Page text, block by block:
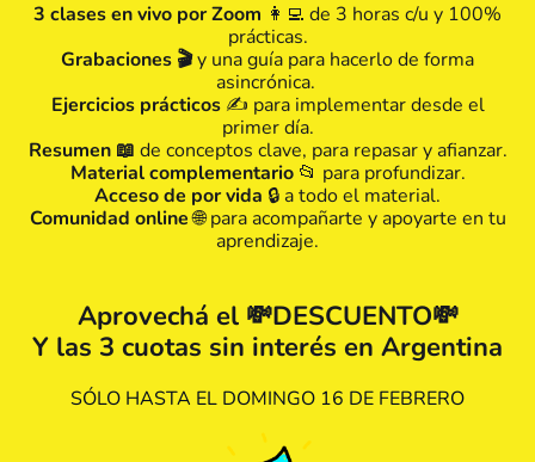
3 clases en vivo por Zoom 👩‍💻 de 3 horas c/u y 100%
prácticas.
Grabaciones 🎬y una guía para hacerlo de forma
asincrónica.
Ejercicios prácticos✍️ para implementar desde el
primer día.
Resumen 📖 de conceptos clave, para repasar y afianzar.
Material complementario📂 para profundizar.
Acceso de por vida 🔒 a todo el material.
Comunidad online🌐 para acompañarte y apoyarte en tu
aprendizaje.
Aprovechá el 💸DESCUENTO💸
Y las 3 cuotas sin interés en Argentina
SÓLO HASTA EL DOMINGO 16 DE FEBRERO